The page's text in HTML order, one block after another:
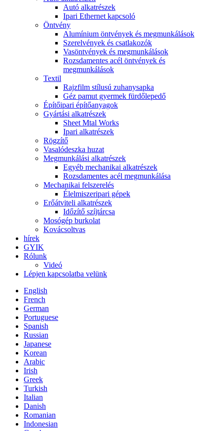
Autó alkatrészek
Ipari Ethernet kapcsoló
Öntvény
Alumínium öntvények és megmunkálások
Szerelvények és csatlakozók
Vasöntvények és megmunkálások
Rozsdamentes acél öntvények és
megmunkálások
Textil
Rajzfilm stílusú zuhanysapka
Géz pamut gyermek fürdőlepedő
Építőipari építőanyagok
Gyártási alkatrészek
Sheet Mtal Works
Ipari alkatrészek
Rögzítő
Vasalódeszka huzat
Megmunkálási alkatrészek
Egyéb mechanikai alkatrészek
Rozsdamentes acél megmunkálása
Mechanikai felszerelés
Élelmiszeripari gépek
Erőátviteli alkatrészek
Időzítő szíjtárcsa
Mosógép burkolat
Kovácsoltvas
hírek
GYIK
Rólunk
Videó
Lépjen kapcsolatba velünk
English
French
German
Portuguese
Spanish
Russian
Japanese
Korean
Arabic
Irish
Greek
Turkish
Italian
Danish
Romanian
Indonesian